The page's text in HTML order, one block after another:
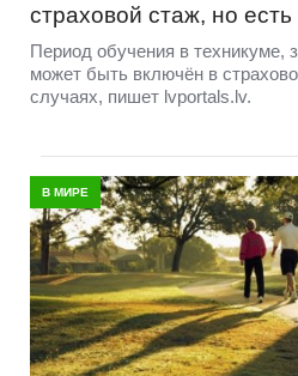
страховой стаж, но
Период обучения в техникуме,
может быть включён в
случаях, пишет lvportals.lv.
В МИРЕ